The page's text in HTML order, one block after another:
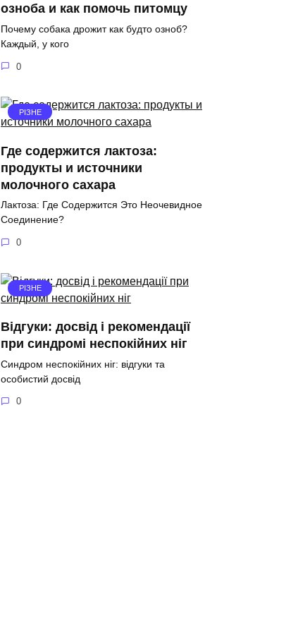
озноба и как помочь питомцу
Почему собака дрожит как будто озноб?
Каждый, у кого
0
РІЗНЕ
Где содержится лактоза:
продукты и источники
молочного сахара
Лактоза: Где Содержится Это Неочевидное
Соединение?
0
РІЗНЕ
Відгуки: досвід і рекомендації
при синдромі неспокійних ніг
Синдром неспокійних ніг: відгуки та
особистий досвід
0